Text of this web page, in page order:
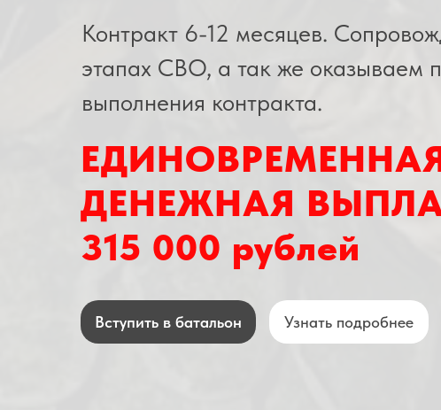
Контракт 6-12 месяцев.
этапах СВО, а так же оказываем
выполнения контракта.
Вступить в батальон Узнать подробнее
ДЕНЕЖНАЯ
315 000 рублей